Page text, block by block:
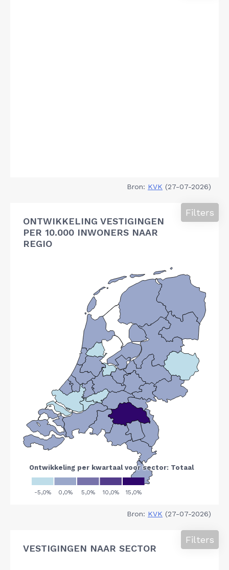
Bron: KVK (27-07-2026)
ONTWIKKELING VESTIGINGEN
PER 10.000 INWONERS NAAR
REGIO
Filters
Bron: KVK (27-07-2026)
VESTIGINGEN NAAR SECTOR
Filters